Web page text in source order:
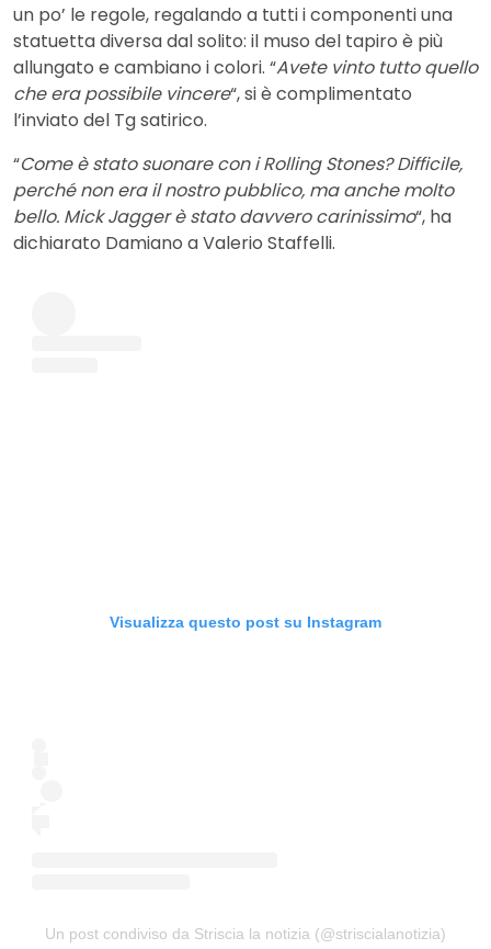
un po’ le regole, regalando a tutti i componenti una
statuetta diversa dal solito: il muso del tapiro è più
allungato e cambiano i colori. “Avete vinto tutto quello
che era possibile vincere“, si è complimentato
l’inviato del Tg satirico.
“Come è stato suonare con i Rolling Stones? Difficile,
perché non era il nostro pubblico, ma anche molto
bello. Mick Jagger è stato davvero carinissimo“, ha
dichiarato Damiano a Valerio Staffelli.
Visualizza questo post su Instagram
Un post condiviso da Striscia la notizia (@striscialanotizia)